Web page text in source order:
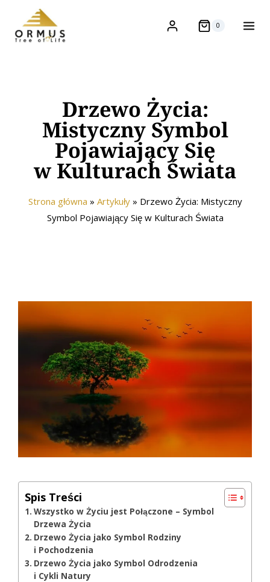
0
Drzewo Życia:
Mistyczny Symbol
Pojawiający Się
w Kulturach Świata
Strona główna » Artykuły» Drzewo Życia: Mistyczny
Symbol Pojawiający Się w Kulturach Świata
Spis Treści
Wszystko w Życiu jest Połączone – Symbol
Drzewa Życia
Drzewo Życia jako Symbol Rodziny
i Pochodzenia
Drzewo Życia jako Symbol Odrodzenia
i Cykli Natury